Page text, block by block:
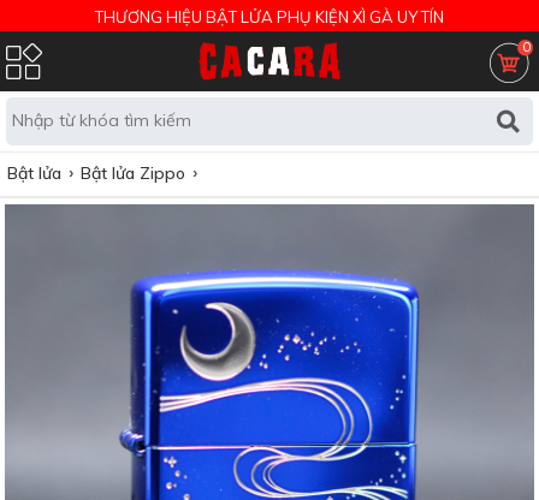
THƯƠNG HIỆU BẬT LỬA PHỤ KIỆN XÌ GÀ UY TÍN
0
Bật lửa Bật lửa Zippo